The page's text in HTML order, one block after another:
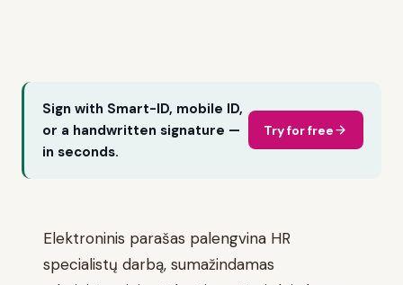
Sign with Smart-ID, mobile ID,
or a handwritten signature —
in seconds.
Try for free
Elektroninis parašas palengvina HR
specialistų darbą, sumažindamas